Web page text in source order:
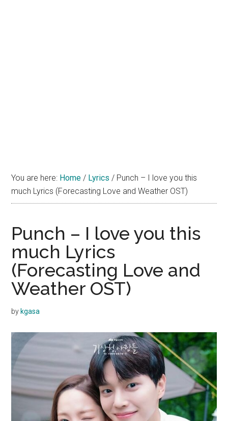
You are here: Home / Lyrics / Punch – I love you this
much Lyrics (Forecasting Love and Weather OST)
Punch – I love you this
much Lyrics
(Forecasting Love and
Weather OST)
by kgasa